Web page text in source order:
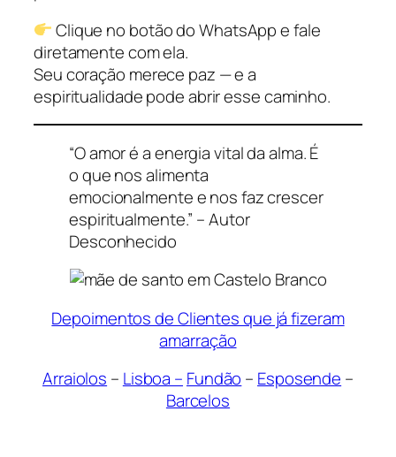
Clique no botão do WhatsApp e fale
diretamente com ela.
Seu coração merece paz — e a
espiritualidade pode abrir esse caminho.
“O amor é a energia vital da alma. É
o que nos alimenta
emocionalmente e nos faz crescer
espiritualmente.” – Autor
Desconhecido
Depoimentos de Clientes que já fizeram
amarração
Arraiolos – Lisboa – Fundão – Esposende –
Barcelos